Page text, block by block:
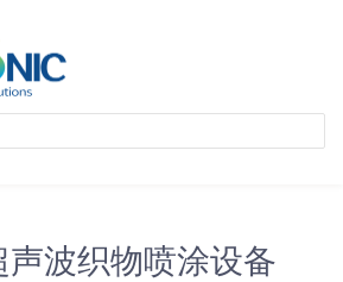
声波织物喷涂设备